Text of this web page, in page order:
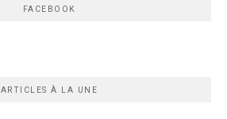
FACEBOOK
ARTICLES À LA UNE